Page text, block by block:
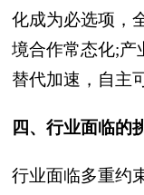
化成为必选项，
境合作常态化;产
替代加速，自主
四、行业面临的
行业面临多重约